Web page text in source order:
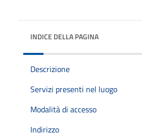
INDICE DELLA PAGINA
Descrizione
Servizi presenti nel luogo
Modalità di accesso
Indirizzo